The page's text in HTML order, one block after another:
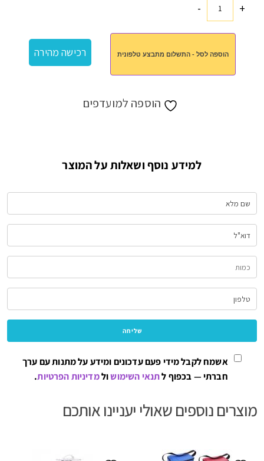
+כמות
איכותית
-
הוספה לסל - התשלום מתבצע טלפונית רכישה מהירה
הוספה למועדפים
למידע נוסף ושאלות על המוצר
אשמח לקבל מידי פעם עדכונים ומידע על מתנות עם ערך
חברתי — בכפוף לתנאי השימושולמדיניות הפרטיות.
מוצרים נוספים שאולי יעניינו אותכם